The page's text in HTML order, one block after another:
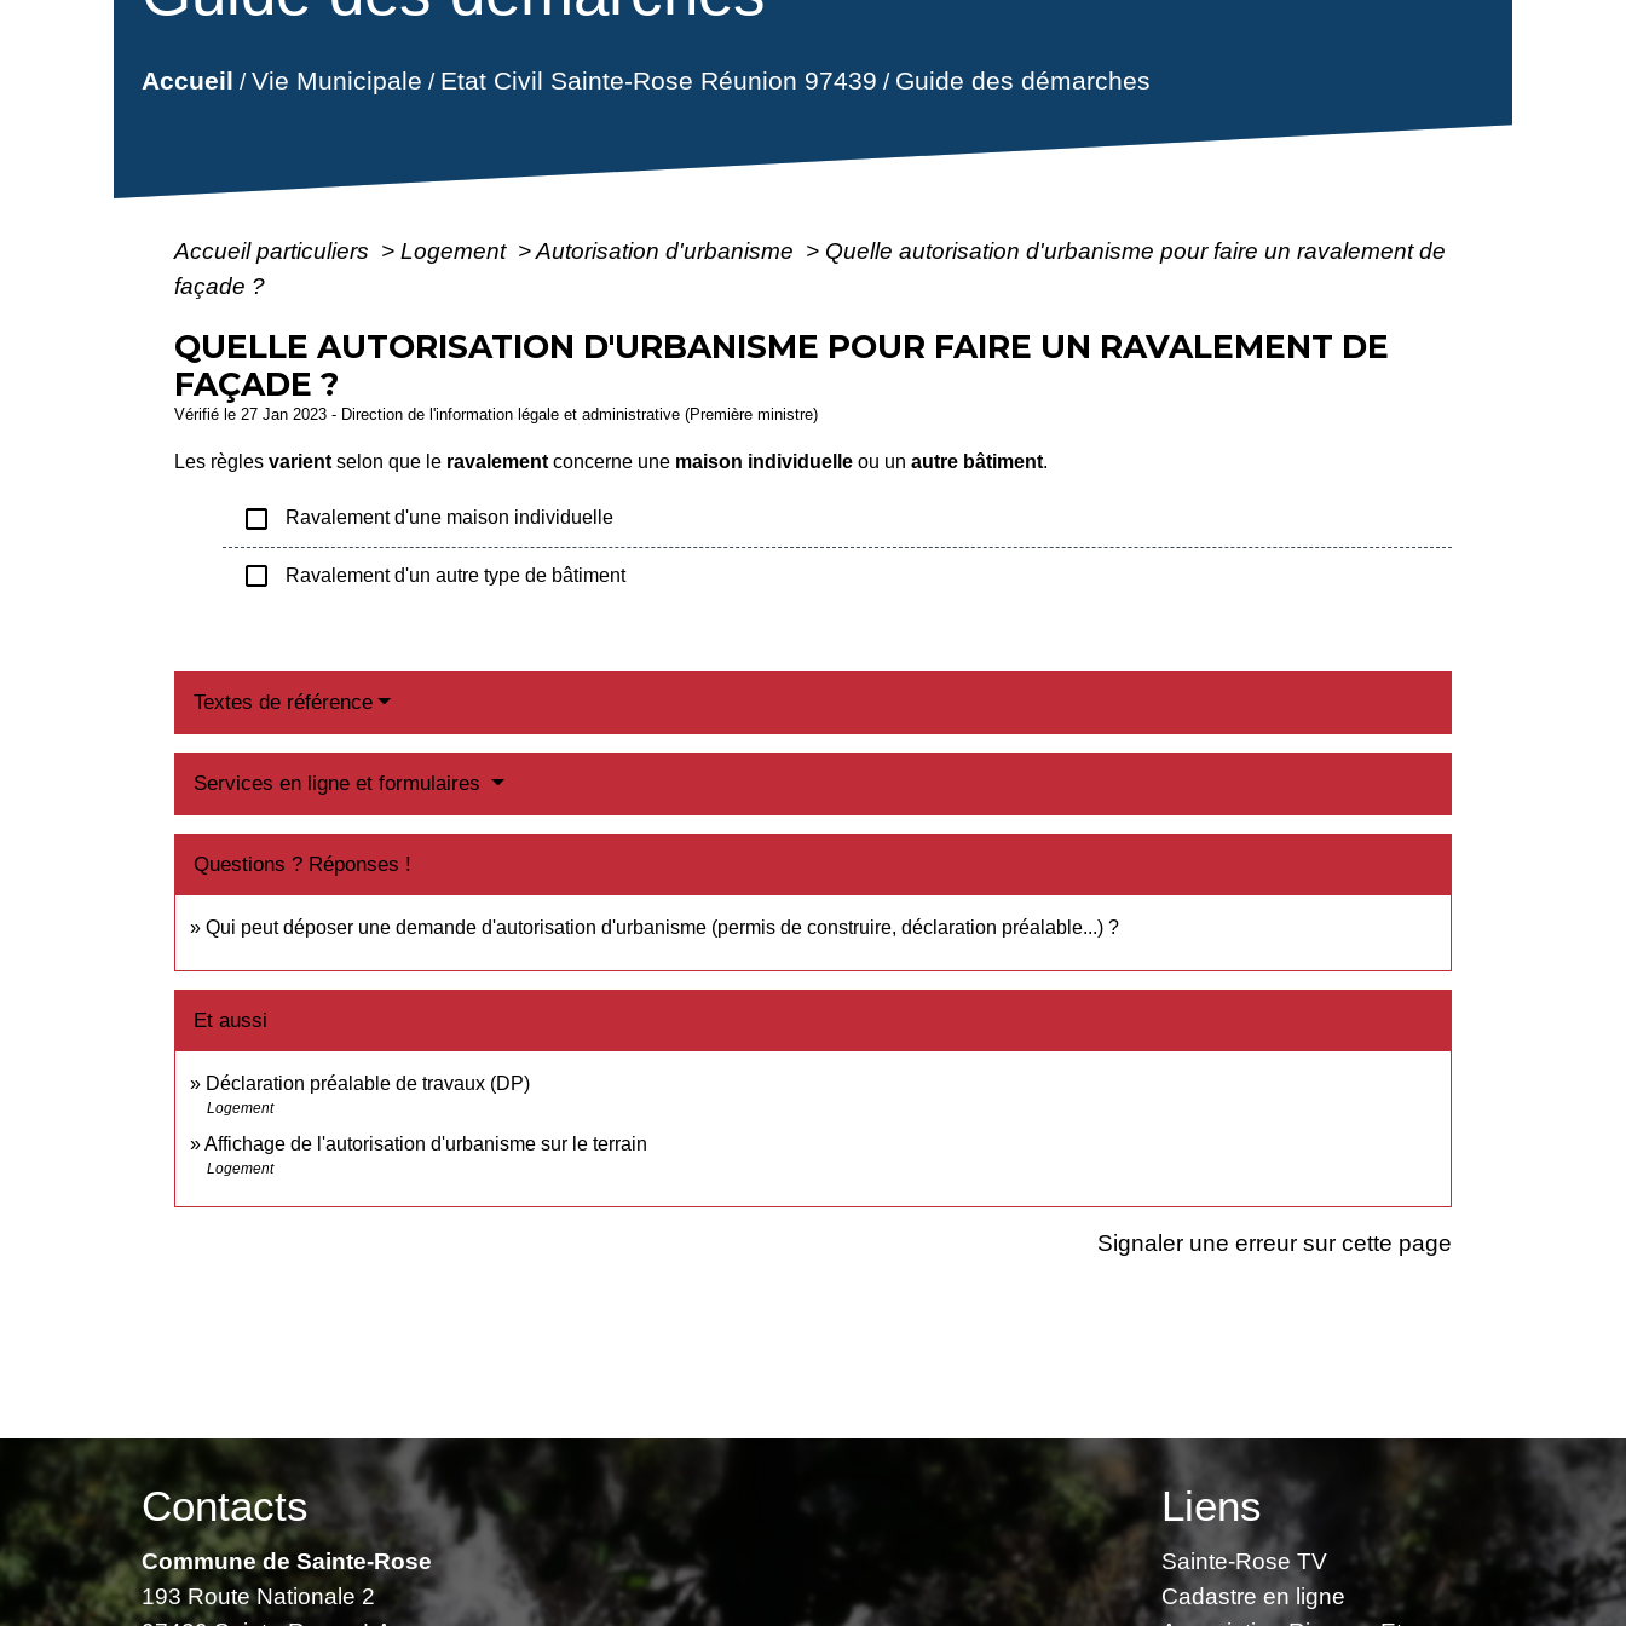
Accueil /Vie Municipale / Etat Civil Sainte-Rose Réunion 97439 / Guide des démarches
Accueil particuliers > Logement >Autorisation d'urbanisme > Quelle autorisation d'urbanisme pour faire un ravalement de
façade ?
QUELLE AUTORISATION D'URBANISME POUR FAIRE UN RAVALEMENT DE
FAÇADE ?
Vérifié le 27 Jan 2023 - Direction de l'information légale et administrative (Première ministre)
Les règlesvarient selon que le ravalement concerne une maison individuelle ou unautre bâtiment.
check_box_outline_blank Ravalement d'une maison individuelle
check_box_outline_blank Ravalement d'un autre type de bâtiment
Textes de référence
Services en ligne et formulaires
Questions ? Réponses !
Qui peut déposer une demande d'autorisation d'urbanisme (permis de construire, déclaration préalable...) ?
Et aussi
Déclaration préalable de travaux (DP)
Logement
Affichage de l'autorisation d'urbanisme sur le terrain
Logement
Signaler une erreur sur cette page
Contacts
Commune de Sainte-Rose
193 Route Nationale 2
Liens
Sainte-Rose TV
Cadastre en ligne